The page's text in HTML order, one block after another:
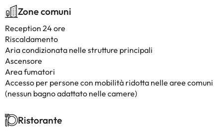
Zone comuni
Reception 24 ore
Riscaldamento
Aria condizionata nelle strutture principali
Ascensore
Area fumatori
Accesso per persone con mobilità ridotta nelle aree comuni
(nessun bagno adattato nelle camere)
Ristorante